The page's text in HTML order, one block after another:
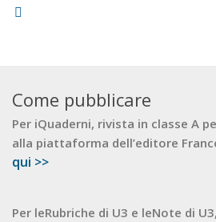
Come pubblicare
Per iQuaderni, rivista in classe A
alla piattaforma dell’editore
qui >>
Per leRubriche di U3 e leNote di